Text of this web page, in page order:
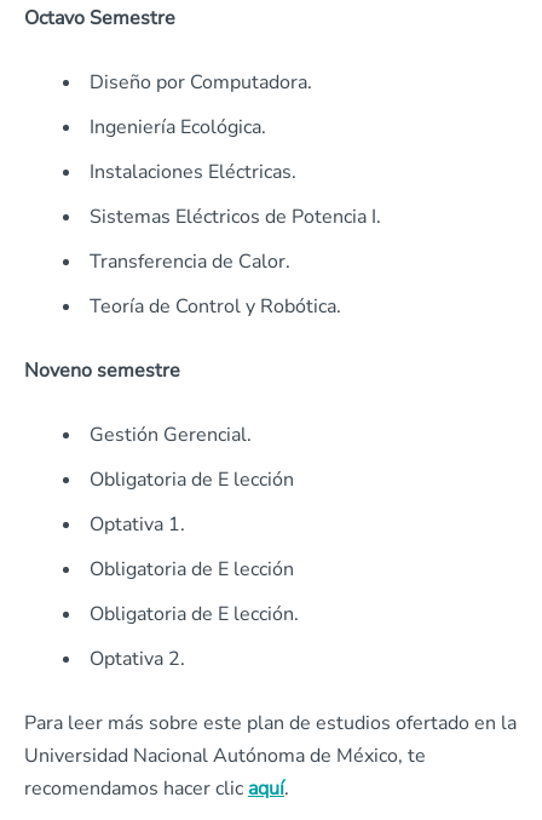
Octavo Semestre
Diseño por Computadora.
Ingeniería Ecológica.
Instalaciones Eléctricas.
Sistemas Eléctricos de Potencia I.
Transferencia de Calor.
Teoría de Control y Robótica.
Noveno semestre
Gestión Gerencial.
Obligatoria de E lección
Optativa 1.
Obligatoria de E lección
Obligatoria de E lección.
Optativa 2.
Para leer más sobre este plan de estudios ofertado en la
Universidad Nacional Autónoma de México, te
recomendamos hacer clicaquí.